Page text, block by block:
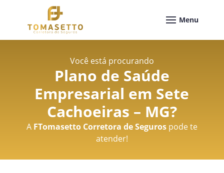
Você está procurando
Plano de Saúde
Empresarial em Sete
Cachoeiras – MG?
A FTomasetto Corretora de Segurospode te
atender!